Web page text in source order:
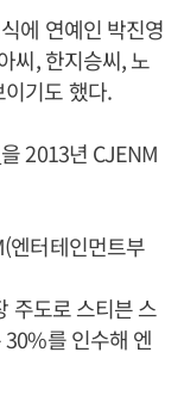
에 연예인 박진영
씨, 한지승씨, 노
기도 했다.
을 2013년 CJENM
엔터테인먼트부
주도로 스티븐 스
를 인수해 엔